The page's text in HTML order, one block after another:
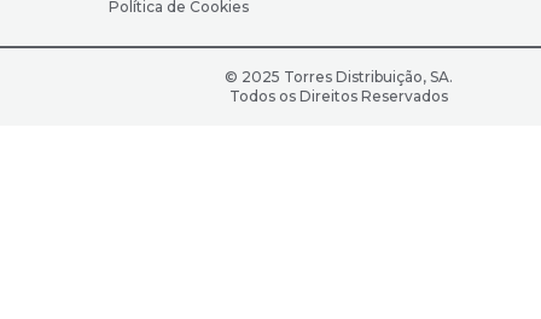
Política de Cookies
© 2025 Torres Distribuição, SA.
Todos os Direitos Reservados